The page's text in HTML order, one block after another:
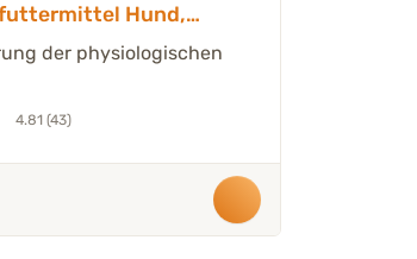
Hund,
der physiologischen
4.81 (43)